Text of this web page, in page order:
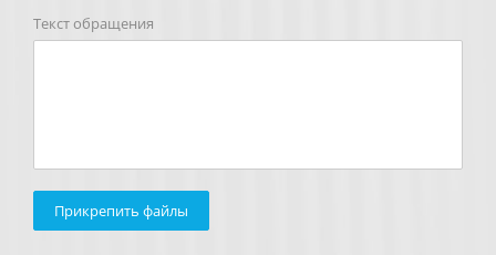
Текст обращения
Прикрепить файлы